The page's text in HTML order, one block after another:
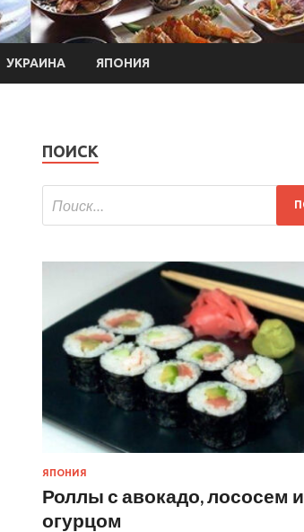
УКРАИНА ЯПОНИЯ
ПОИСК
ЯПОНИЯ
Роллы с авокадо, лососем и
огурцом